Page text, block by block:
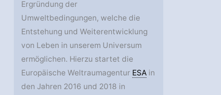
Ergründung der
Umweltbedingungen, welche die
Entstehung und Weiterentwicklung
von Leben in unserem Universum
ermöglichen. Hierzu startet die
Europäische Weltraumagentur ESA in
den Jahren 2016 und 2018 in